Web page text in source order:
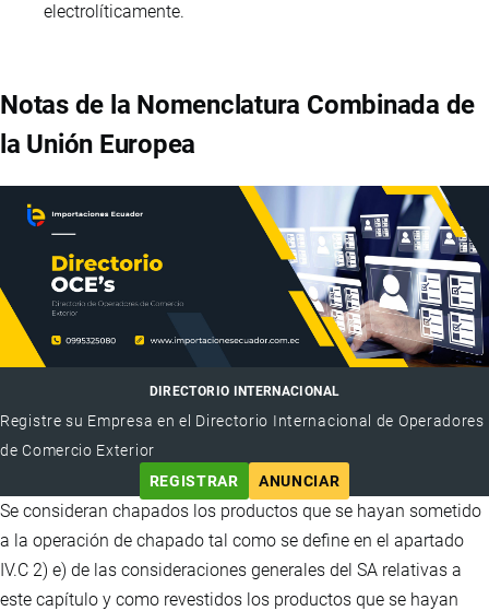
electrolíticamente.
Notas de la Nomenclatura Combinada de
la Unión Europea
DIRECTORIO INTERNACIONAL
Registre su Empresa en el Directorio Internacional de Operadores
de Comercio Exterior
REGISTRAR
ANUNCIAR
Se consideran chapados los productos que se hayan sometido
a la operación de chapado tal como se define en el apartado
IV.C 2) e) de las consideraciones generales del SA relativas a
este capítulo y como revestidos los productos que se hayan